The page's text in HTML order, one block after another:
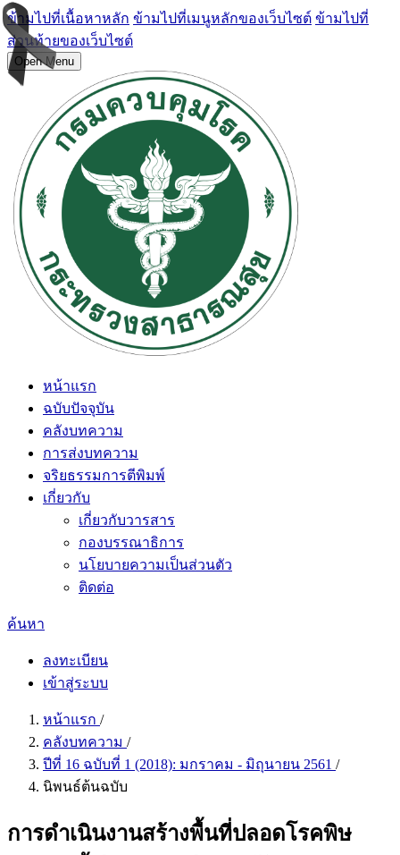
ข้ามไปที่เนื้อหาหลัก ข้ามไปที่เมนูหลักของเว็บไซต์ ข้ามไปที่
ส่วนท้ายของเว็บไซต์
Open Menu
หน้าแรก
ฉบับปัจจุบัน
คลังบทความ
การส่งบทความ
จริยธรรมการตีพิมพ์
เกี่ยวกับ
เกี่ยวกับวารสาร
กองบรรณาธิการ
นโยบายความเป็นส่วนตัว
ติดต่อ
ค้นหา
ลงทะเบียน
เข้าสู่ระบบ
หน้าแรก /
คลังบทความ /
ปีที่ 16 ฉบับที่ 1 (2018): มกราคม - มิถุนายน 2561 /
นิพนธ์ต้นฉบับ
การดำเนินงานสร้างพื้นที่ปลอดโรคพิษ